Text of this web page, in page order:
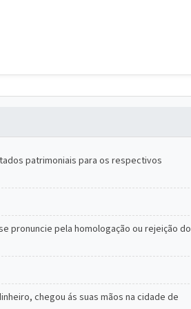
patrimoniais para os respectivos
pronuncie pela homologação ou rejeição do
chegou ás suas mãos na cidade de